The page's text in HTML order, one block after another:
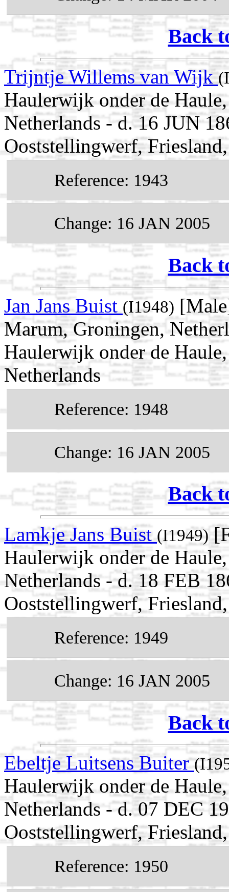
Back
Trijntje Willems van Wijk
Haulerwijk onder de
Netherlands - d. 16 JUN
Ooststellingwerf,
Reference: 1943
Change: 16 JAN 2005
Back
Jan Jans Buist (I1948)
Marum, Groningen,
Haulerwijk onder de
Netherlands
Reference: 1948
Change: 16 JAN 2005
Back
Lamkje Jans Buist (I1949)
Haulerwijk onder de
Netherlands - d. 18 FEB
Ooststellingwerf,
Reference: 1949
Change: 16 JAN 2005
Back
Ebeltje Luitsens Buiter
Haulerwijk onder de
Netherlands - d. 07 DEC
Ooststellingwerf,
Reference: 1950